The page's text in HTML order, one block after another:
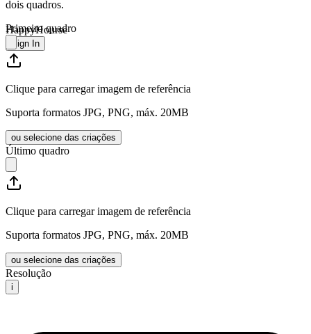
HappyHourse
Sign In
dois quadros.
Primeiro quadro
Clique para carregar imagem de referência
Suporta formatos JPG, PNG, máx. 20MB
ou selecione das criações
Último quadro
Clique para carregar imagem de referência
Suporta formatos JPG, PNG, máx. 20MB
ou selecione das criações
Resolução
i